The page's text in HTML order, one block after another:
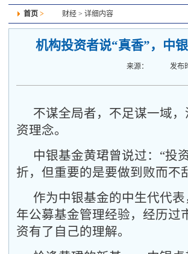
首页 > 财经 > 详细内容
机构投资者说“真香”，中
来源： 发布时
不谋全局者，不足谋一域
资理念。
中银基金黄珺曾说过：“投
折，但重要的是要做到败而不
作为中银基金的中生代代
年公募基金管理经验，经历过
资有了自己的理解。